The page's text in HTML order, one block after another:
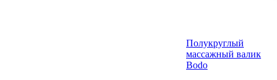
Полукруглый
массажный валик
Bodo